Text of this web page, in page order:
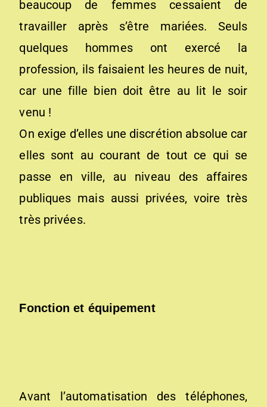
beaucoup de femmes cessaient de
travailler après s’être mariées. Seuls
quelques hommes ont exercé la
profession, ils faisaient les heures de nuit,
car une fille bien doit être au lit le soir
venu !
On exige d’elles une discrétion absolue car
elles sont au courant de tout ce qui se
passe en ville, au niveau des affaires
publiques mais aussi privées, voire très
très privées.
Fonction et équipement
Avant l’automatisation des téléphones,